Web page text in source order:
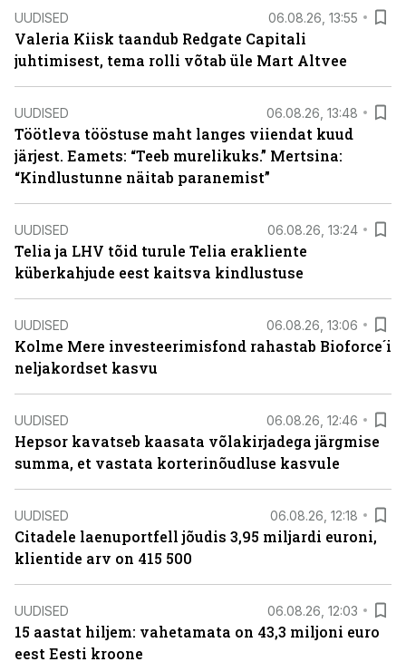
UUDISED 06.08.26, 13:55
Valeria Kiisk taandub Redgate Capitali
juhtimisest, tema rolli võtab üle Mart Altvee
UUDISED 06.08.26, 13:48
Töötleva tööstuse maht langes viiendat kuud
järjest. Eamets: “Teeb murelikuks.” Mertsina:
“Kindlustunne näitab paranemist”
UUDISED 06.08.26, 13:24
Telia ja LHV tõid turule Telia erakliente
küberkahjude eest kaitsva kindlustuse
UUDISED 06.08.26, 13:06
Kolme Mere investeerimisfond rahastab Bioforce´i
neljakordset kasvu
UUDISED 06.08.26, 12:46
Hepsor kavatseb kaasata võlakirjadega järgmise
summa, et vastata korterinõudluse kasvule
UUDISED 06.08.26, 12:18
Citadele laenuportfell jõudis 3,95 miljardi euroni,
klientide arv on 415 500
UUDISED 06.08.26, 12:03
15 aastat hiljem: vahetamata on 43,3 miljoni euro
eest Eesti kroone